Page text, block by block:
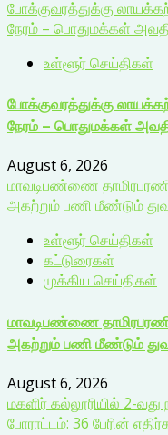
போக்குவரத்துக்கு
நேரம் – பொதுமக்கள்
உள்ளூர் செய்திகள்
போக்குவரத்துக்கு
நேரம் – பொதுமக்கள்
August 6, 2026
மாவடிபண்ணை
அகற்றும் பணி மீண்டும்
உள்ளூர் செய்திகள்
கட்டுரைகள்
முக்கிய செய்திகள்
மாவடிபண்ணை
அகற்றும் பணி மீண்டும்
August 6, 2026
மகளிர் கல்லூரியில் 2-
போராட்டம்: 36 பேரின்